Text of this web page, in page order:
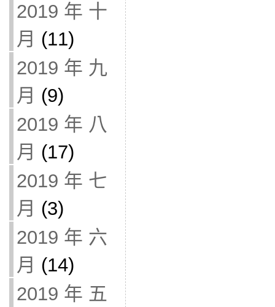
2019 年 十
月 (11)
2019 年 九
月 (9)
2019 年 八
月 (17)
2019 年 七
月 (3)
2019 年 六
月 (14)
2019 年 五